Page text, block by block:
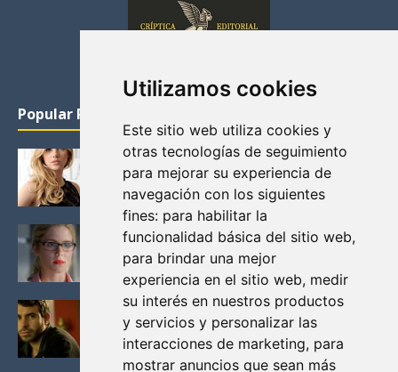
Utilizamos cookies
Este sitio web utiliza cookies y
otras tecnologías de seguimiento
para mejorar su experiencia de
navegación con los siguientes
fines: para habilitar la
funcionalidad básica del sitio web,
para brindar una mejor
experiencia en el sitio web, medir
su interés en nuestros productos
y servicios y personalizar las
interacciones de marketing, para
mostrar anuncios que sean más
Popular Posts
KATHERYN WINNICK: LA ACTRIZ MAS GUAPA DE
VIKINGOS
Junio 14, 2013
FELICITY (EMILY BETT RICKARDS), LAS FOTOS
MAS BONITAS DE LA ALIADA DE ARROW
Noviembre 30, 2013
BLACK MIRROR: TODA TU HISTORIA. EPISODIO 3.
LA CRITICA
Mayo 17, 2012